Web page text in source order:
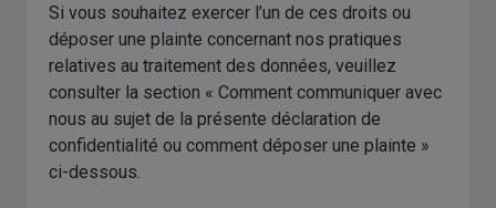
Si vous souhaitez exercer l’un de ces droits ou
déposer une plainte concernant nos pratiques
relatives au traitement des données, veuillez
consulter la section « Comment communiquer avec
nous au sujet de la présente déclaration de
confidentialité ou comment déposer une plainte »
ci-dessous.